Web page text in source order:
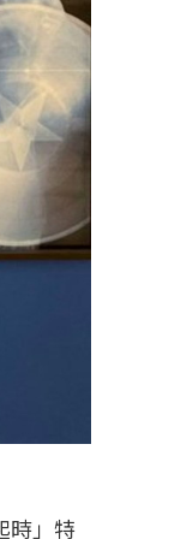
時」特